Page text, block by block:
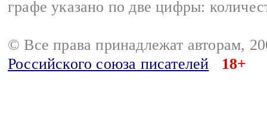
графе указано по две цифры:
© Все права принадлежат авторам,
Российского союза писателей
18+